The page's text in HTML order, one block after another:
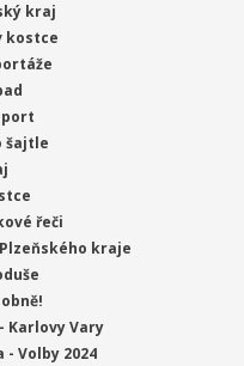
kraj
kostce
šajtle
řeči
kraje
Karlovy Vary
Volby 2024